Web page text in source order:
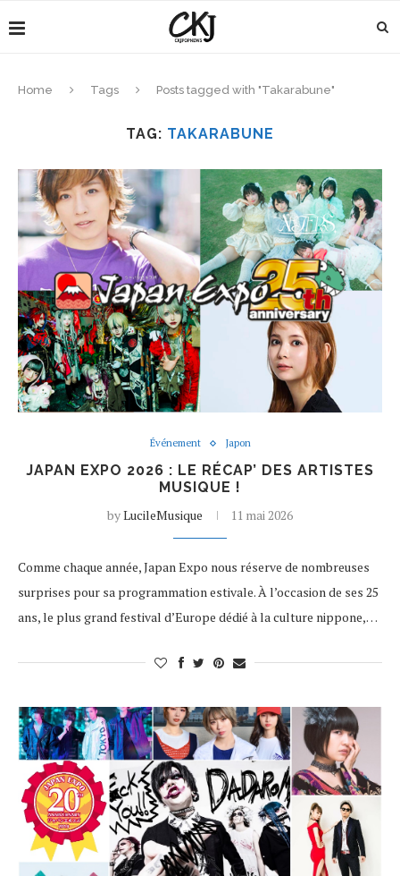
Home Tags Posts tagged with "Takarabune"
TAG: TAKARABUNE
Événement Japon
JAPAN EXPO 2026 : LE RÉCAP’ DES ARTISTES
MUSIQUE !
byLucileMusique 11 mai 2026
Comme chaque année, Japan Expo nous réserve de nombreuses
surprises pour sa programmation estivale. À l’occasion de ses 25
ans, le plus grand festival d’Europe dédié à la culture nippone,…